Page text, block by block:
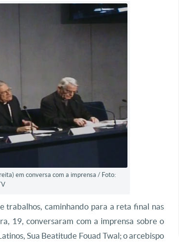
em conversa com a imprensa / Foto:
trabalhos, caminhando para a reta final nas
19, conversaram com a imprensa sobre o
Sua Beatitude Fouad Twal; o arcebispo